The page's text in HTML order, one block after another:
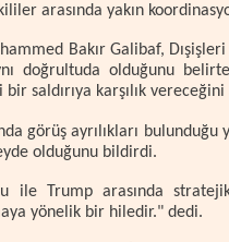
arasında yakın
Bakır Galibaf,
doğrultuda olduğunu
saldırıya karşılık
görüş ayrılıkları
olduğunu bildirdi.
ile Trump arasında
yönelik bir hiledir." dedi.